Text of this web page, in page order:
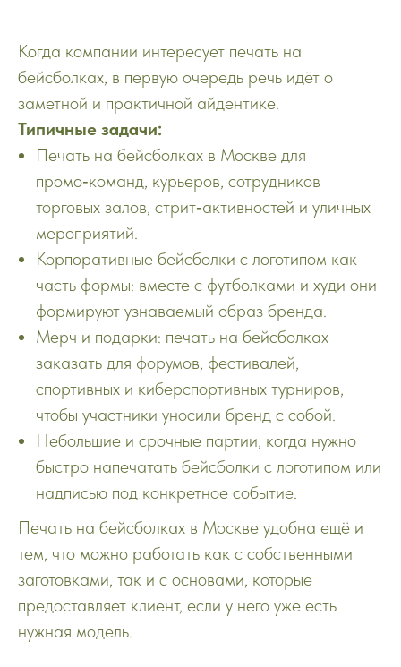
Когда компании интересует печать на
бейсболках, в первую очередь речь идёт о
заметной и практичной айдентике.
Типичные задачи:
Печать на бейсболках в Москве для
промо‑команд, курьеров, сотрудников
торговых залов, стрит‑активностей и уличных
мероприятий.
Корпоративные бейсболки с логотипом как
часть формы: вместе с футболками и худи они
формируют узнаваемый образ бренда.
Мерч и подарки: печать на бейсболках
заказать для форумов, фестивалей,
спортивных и киберспортивных турниров,
чтобы участники уносили бренд с собой.
Небольшие и срочные партии, когда нужно
быстро напечатать бейсболки с логотипом или
надписью под конкретное событие.
Печать на бейсболках в Москве удобна ещё и
тем, что можно работать как с собственными
заготовками, так и с основами, которые
предоставляет клиент, если у него уже есть
нужная модель.